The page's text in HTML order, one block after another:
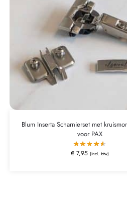
Blum Inserta Scharnierset met
voor PAX
€7,95 (incl. btw)